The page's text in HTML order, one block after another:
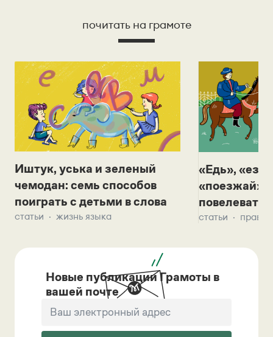
почитать на грамоте
Иштук, уська и зеленый
чемодан: семь способов
поиграть с детьми в слова
статьи жизнь языка
«Едь»,
«поезжай»?
повелевать
статьи
Новые публикации Грамоты в
вашей почте